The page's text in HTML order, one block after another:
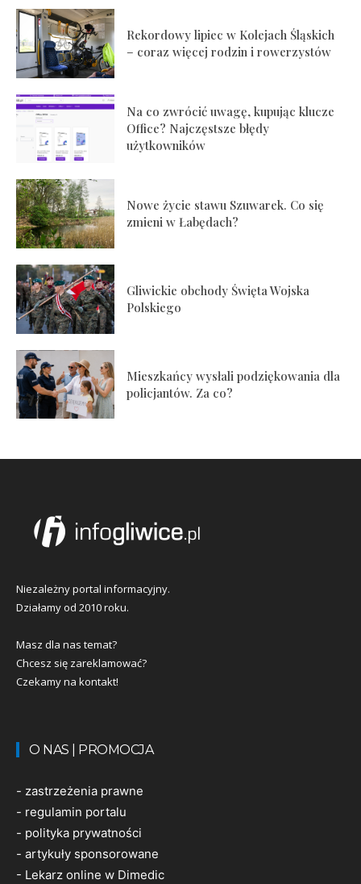
Rekordowy lipiec w Kolejach Śląskich
– coraz więcej rodzin i rowerzystów
Na co zwrócić uwagę, kupując klucze
Office? Najczęstsze błędy
użytkowników
Nowe życie stawu Szuwarek. Co się
zmieni w Łabędach?
Gliwickie obchody Święta Wojska
Polskiego
Mieszkańcy wysłali podziękowania dla
policjantów. Za co?
Niezależny portal informacyjny.
Działamy od 2010 roku.
Masz dla nas temat?
Chcesz się zareklamować?
Czekamy na kontakt!
O NAS | PROMOCJA
- zastrzeżenia prawne
- regulamin portalu
- polityka prywatności
- artykuły sponsorowane
- Lekarz online w Dimedic